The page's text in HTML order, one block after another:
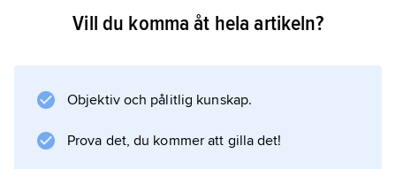
Information om artikeln
Vill du komma åt hela artikeln?
Objektiv och pålitlig kunskap.
Prova det, du kommer att gilla det!